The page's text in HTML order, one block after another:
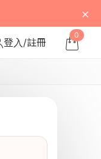
×
登入/註冊
0